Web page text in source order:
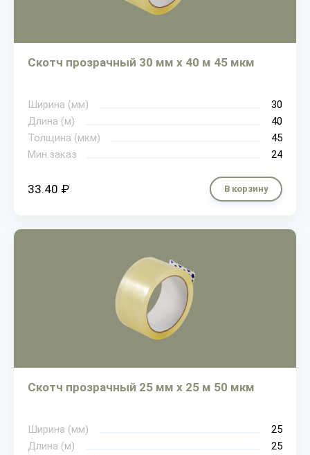
Скотч прозрачный 30 мм х 40 м 45 мкм
Ширина (мм)
30
Длина (м)
40
Толщина (мкм)
45
Мин.заказ
24
33.40 ₽ В корзину
Скотч прозрачный 25 мм х 25 м 50 мкм
Ширина (мм)
25
Длина (м)
25